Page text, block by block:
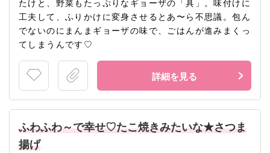
たけと、野菜もたっぷりなギョーザの「具」。味付けに
工夫して、ふりかけに変身させるとあ〜ら不思議。包ん
でないのにまんまギョーザの味で、ごはんが進みまくっ
てしまうんです♡
詳細を見る
ふわふわ～で幸せ♡たこ焼きみたいな★さつま
揚げ